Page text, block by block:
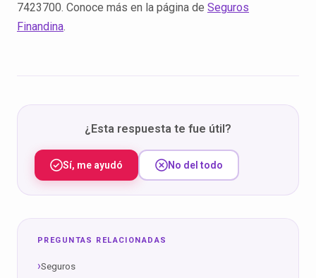
7423700. Conoce más en la página de Seguros
Finandina.
¿Esta respuesta te fue útil?
Sí, me ayudó No del todo
PREGUNTAS RELACIONADAS
Seguros